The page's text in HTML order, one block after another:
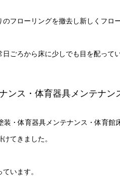
フローリングを撤去し新しくフロ
ごろから床に少しでも目を配って
ンス・体育器具メンテナン
・体育器具メンテナンス・体育館
てきました。
います。